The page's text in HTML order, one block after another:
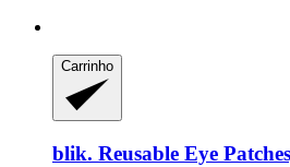
Carrinho
blik. Reusable Eye